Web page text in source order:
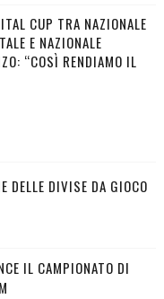
CUP TRA NAZIONALE
E NAZIONALE
“COSÌ RENDIAMO IL
DELLE DIVISE DA GIOCO
IL CAMPIONATO DI